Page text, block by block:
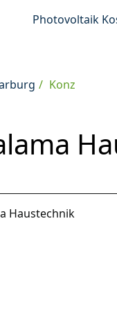
Photovoltaik
Konz
Haustechnik